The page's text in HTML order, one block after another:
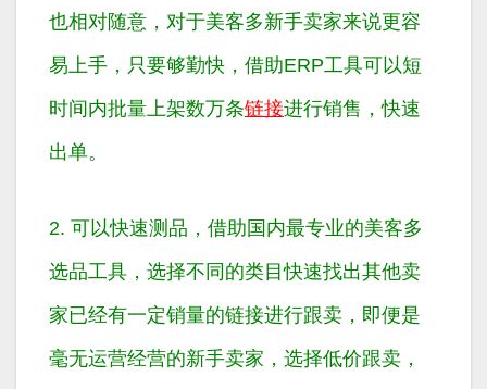
也相对随意，对于美客多新手卖家来说更容
易上手，只要够勤快，借助ERP工具可以短
时间内批量上架数万条链接进行销售，快速
出单。
2. 可以快速测品，借助国内最专业的美客多
选品工具，选择不同的类目快速找出其他卖
家已经有一定销量的链接进行跟卖，即便是
毫无运营经营的新手卖家，选择低价跟卖，